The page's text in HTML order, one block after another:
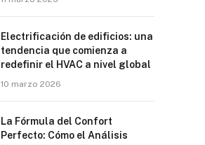
Electrificación de edificios: una
tendencia que comienza a
redefinir el HVAC a nivel global
10 marzo 2026
La Fórmula del Confort
Perfecto: Cómo el Análisis